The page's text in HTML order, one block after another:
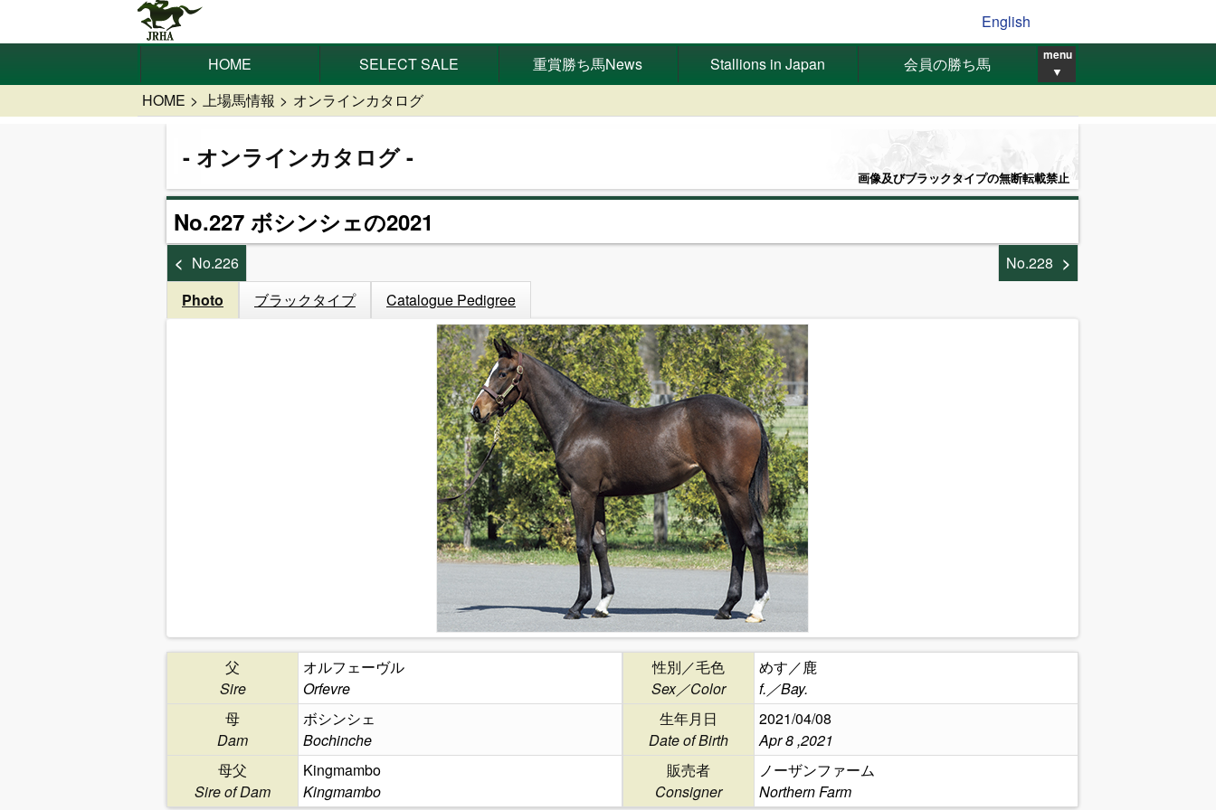
English
HOME SELECT SALE 重賞勝ち馬News Stallions in Japan 会員の勝ち馬 menu
▼
HOME 上場馬情報 オンラインカタログ
オンラインカタログ
画像及びブラックタイプの無断転載禁止
No.227 ボシンシェの2021
No.226
No.228
Photo
ブラックタイプ Catalogue Pedigree
父
Sire
オルフェーヴル
Orfevre
母
Dam
ボシンシェ
Bochinche
母父
Sire of Dam
Kingmambo
Kingmambo
性別／毛色
Sex／Color
めす／鹿
f.／Bay.
生年月日
Date of Birth
2021/04/08
Apr 8 ,2021
販売者
Consigner
ノーザンファーム
Northern Farm